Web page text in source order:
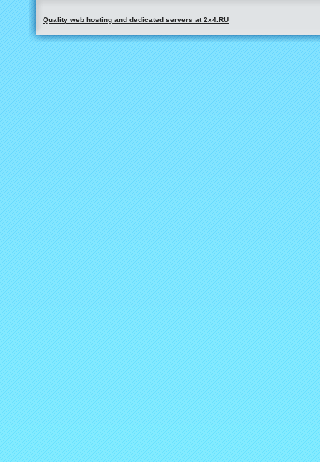
Quality web hosting and dedicated servers at 2x4.RU